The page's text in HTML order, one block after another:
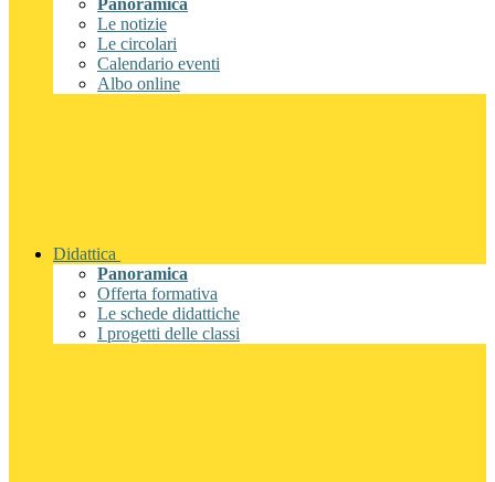
Panoramica
Le notizie
Le circolari
Calendario eventi
Albo online
Didattica
Panoramica
Offerta formativa
Le schede didattiche
I progetti delle classi